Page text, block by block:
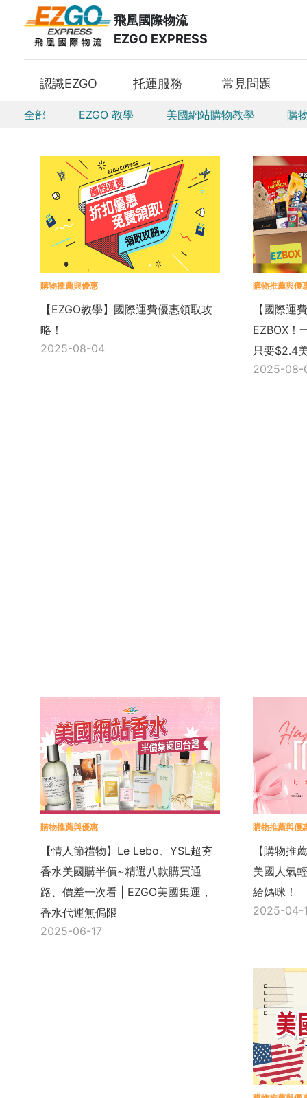
飛凰國際物流
EZGO EXPRESS
認識EZGO 托運服務 常見問題
全部 EZGO 教學 美國網站購物教學 購
購物推薦與優惠
【EZGO教學】國際運費優惠領取攻
略！
2025-08-04
購物推薦與優
【國際運
EZBOX！
只要$2.4
2025-08-
購物推薦與優惠
【情人節禮物】Le Lebo、YSL超夯
香水美國購半價~精選八款購買通
路、價差一次看 | EZGO美國集運，
香水代運無侷限
2025-06-17
購物推薦與優
【購物推
美國人氣
給媽咪！
2025-04-